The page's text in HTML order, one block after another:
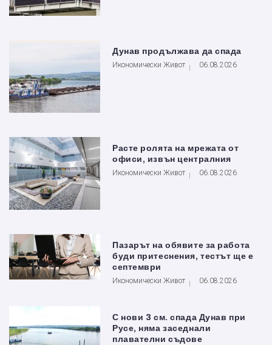
Дунав продължава да спада
Икономически Живот 06.08.2026
Расте ролята на мрежата от
офиси, извън централния
Икономически Живот 06.08.2026
Пазарът на обявите за работа
буди притеснения, тестът ще е
септември
Икономически Живот 06.08.2026
С нови 3 см. спада Дунав при
Русе, няма заседнали
плавателни съдове